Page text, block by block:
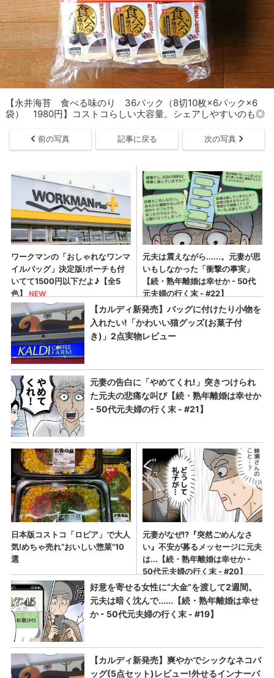
【永井海苔 食べる味のり 36パック（8切10枚×6パック×6
袋） 1980円】コストコらしい大容量。シェアしやすいのも◎
前の写真 記事に戻る 次の写真